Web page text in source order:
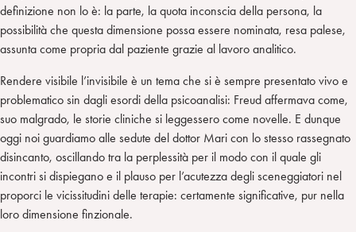
definizione non lo è: la parte, la quota inconscia della persona, la
possibilità che questa dimensione possa essere nominata, resa palese,
assunta come propria dal paziente grazie al lavoro analitico.
Rendere visibile l’invisibile è un tema che si è sempre presentato vivo e
problematico sin dagli esordi della psicoanalisi: Freud affermava come,
suo malgrado, le storie cliniche si leggessero come novelle. E dunque
oggi noi guardiamo alle sedute del dottor Mari con lo stesso rassegnato
disincanto, oscillando tra la perplessità per il modo con il quale gli
incontri si dispiegano e il plauso per l’acutezza degli sceneggiatori nel
proporci le vicissitudini delle terapie: certamente significative, pur nella
loro dimensione finzionale.